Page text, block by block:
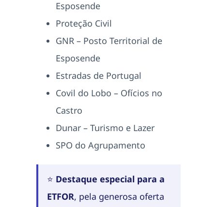
Esposende
Proteção Civil
GNR – Posto Territorial de
Esposende
Estradas de Portugal
Covil do Lobo – Ofícios no
Castro
Dunar – Turismo e Lazer
SPO do Agrupamento
⭐ Destaque especial para a
ETFOR, pela generosa oferta